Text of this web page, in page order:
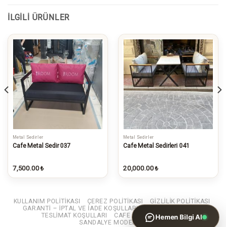
İLGILI ÜRÜNLER
Metal Sedirler
Cafe Metal Sedir 037
7,500.00₺
Metal Sedirler
Cafe Metal Sedirleri 041
20,000.00₺
KULLANIM POLITIKASI ÇEREZ POLITIKASI
GIZLILIK POLITIKASI
GARANTI – IPTAL VE IADE KOŞULLARI
TESLIMAT KOŞULLARI
CAFE MASA SANDALYE
SANDALYE MODELLERI
WhatsApp ile Bilgi Al
İncelediğiniz ürünün bilgilerini
Hemen Bilgi Al